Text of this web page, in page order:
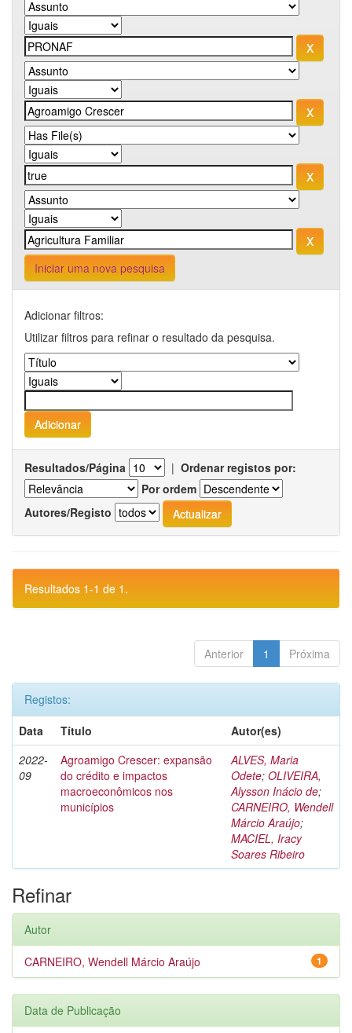
Iniciar uma nova pesquisa
Adicionar filtros:
Utilizar filtros para refinar o resultado da pesquisa.
Resultados/Página | Ordenar registos por:
Por ordem
Autores/Registo
Resultados 1-1 de 1.
Anterior 1 Próxima
Registos:
Data
Título
Autor(es)
2022-
09
Agroamigo Crescer: expansão
do crédito e impactos
macroeconômicos nos
municípios
ALVES, Maria
Odete; OLIVEIRA,
Alysson Inácio de;
CARNEIRO, Wendell
Márcio Araújo;
MACIEL, Iracy
Soares Ribeiro
Refinar
Autor
1
CARNEIRO, Wendell Márcio Araújo
Data de Publicação